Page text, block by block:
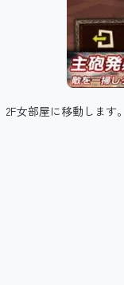
2F女部屋に移動します。